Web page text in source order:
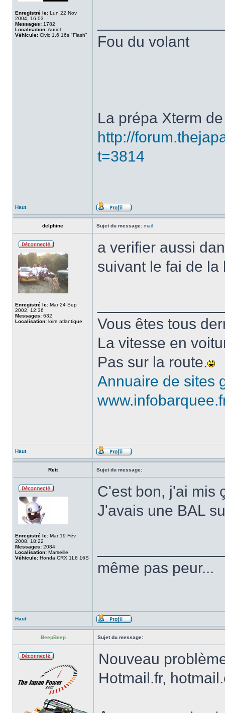
Enregistré le: Lun 22 Nov
2004, 16:03
Messages: 1782
Localisation:Auriol
Véhicule: Civic 1.6 16s "Flash"
Fou du volant
La prépa Xterm
http://
t=3814
Haut
delphine Sujet du message: mail
Enregistré le: Mar 24 Sep
2002, 12:36
Messages: 632
Localisation: loire atlantique
a verifier aussi
suivant le fai de la
Vous êtes tous
La vitesse en
Pas sur la route.
Annuaire de sites
Haut
Rett Sujet du message:
Enregistré le: Mar 19 Fév
2008, 18:22
Messages: 2084
Localisation: Marseille
Véhicule: Honda CRX 1L6 16S
C'est bon, j'ai mis
J'avais une BAL
même pas peur...
Haut
BeepBeep Sujet du message:
Nouveau
Hotmail.fr,